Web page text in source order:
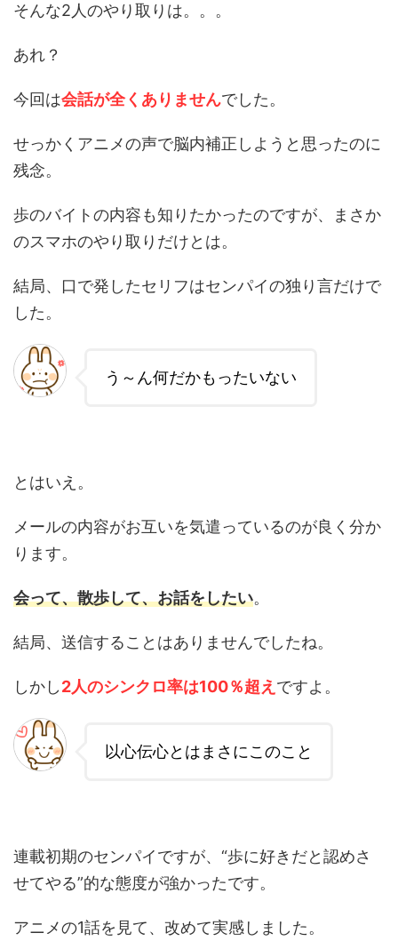
そんな2人のやり取りは。。。
あれ？
今回は会話が全くありませんでした。
せっかくアニメの声で脳内補正しようと思ったのに
残念。
歩のバイトの内容も知りたかったのですが、まさか
のスマホのやり取りだけとは。
結局、口で発したセリフはセンパイの独り言だけで
した。
う～ん何だかもったいない
とはいえ。
メールの内容がお互いを気遣っているのが良く分か
ります。
会って、散歩して、お話をしたい。
結局、送信することはありませんでしたね。
しかし2人のシンクロ率は100％超え ですよ。
以心伝心とはまさにこのこと
連載初期のセンパイですが、“歩に好きだと認めさ
せてやる”的な態度が強かったです。
アニメの1話を見て、改めて実感しました。